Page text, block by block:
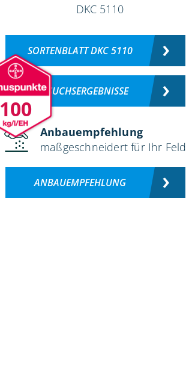
100
SORTENBLATT DKC 5110
VERSUCHSERGEBNISSE
Anbauempfehlung
maßgeschneidert für Ihr Feld
ANBAUEMPFEHLUNG